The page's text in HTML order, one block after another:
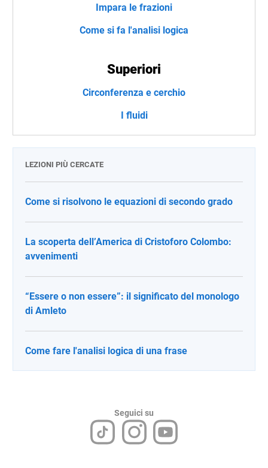
Impara le frazioni
Come si fa l'analisi logica
Superiori
Circonferenza e cerchio
I fluidi
LEZIONI PIÙ CERCATE
Come si risolvono le equazioni di secondo grado
La scoperta dell’America di Cristoforo Colombo:
avvenimenti
“Essere o non essere”: il significato del monologo
di Amleto
Come fare l'analisi logica di una frase
Seguici su